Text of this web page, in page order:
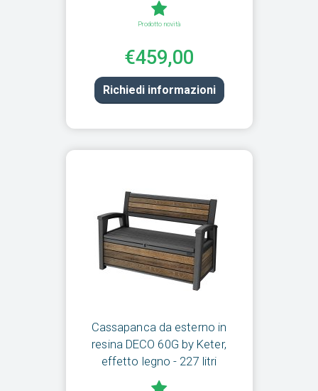
Prodotto novità
€459,00
Richiedi informazioni
Cassapanca da esterno in
resina DECO 60G by Keter,
effetto legno - 227 litri